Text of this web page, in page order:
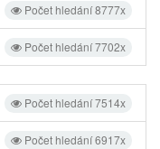
Počet hledání 8777x
Počet hledání 7702x
Počet hledání 7514x
Počet hledání 6917x